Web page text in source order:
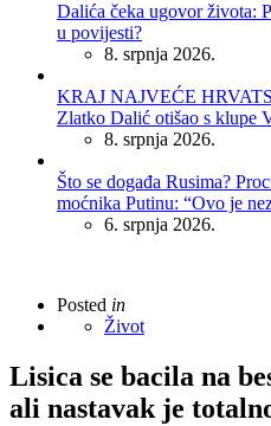
Dalića čeka ugovor života:
u povijesti?
8. srpnja 2026.
KRAJ NAJVEĆE
Zlatko Dalić otišao s klupe
8. srpnja 2026.
Što se događa Rusima?
moćnika Putinu: “Ovo je
6. srpnja 2026.
Posted in
Život
Lisica se bacila na
ali nastavak je